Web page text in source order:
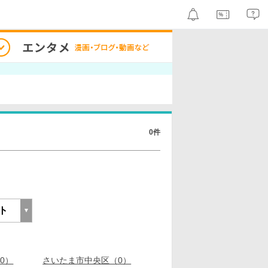
0件
さいたま市中央区（0）